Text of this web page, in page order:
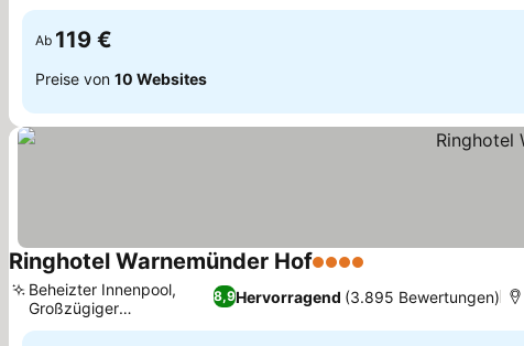
Ab 119 €
Preise von 10 Websites
Ringhotel Warnemünder Hof4 Sterne
8,9Hervorragend (3.895 Bewertungen)
Beheizter Innenpool,
Großzügiger
Wellnessbereich